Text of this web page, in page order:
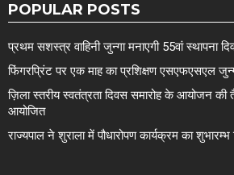
POPULAR POSTS
प्रथम सशस्त्र वाहिनी जुन्गा मनाएगी 55वां स्थापना
फिंगरप्रिंट पर एक माह का प्रशिक्षण एसएफएसएल
ज़िला स्तरीय स्वतंत्रता दिवस समारोह के आयोजन की
आयोजित
राज्यपाल ने शुराला में पौधारोपण कार्यक्रम का शुभारम्भ